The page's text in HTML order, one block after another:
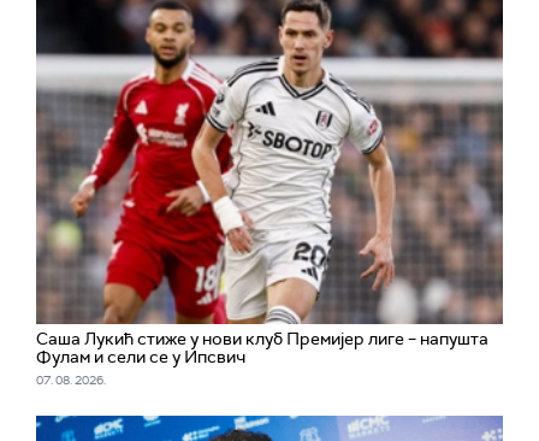
Саша Лукић стиже у нови клуб Премијер лиге – напушта
Фулам и сели се у Ипсвич
07. 08. 2026.